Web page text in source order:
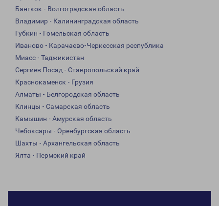
Бангкок - Волгоградская область
Владимир - Калининградская область
Губкин - Гомельская область
Иваново - Карачаево-Черкесская республика
Миасс - Таджикистан
Сергиев Посад - Ставропольский край
Краснокаменск - Грузия
Алматы - Белгородская область
Клинцы - Самарская область
Камышин - Амурская область
Чебоксары - Оренбургская область
Шахты - Архангельская область
Ялта - Пермский край